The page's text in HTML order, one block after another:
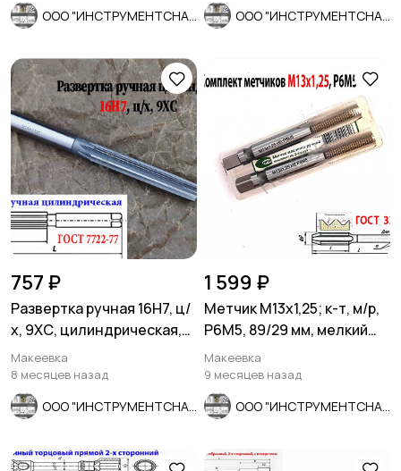
757 ₽
Развертка ручная 16Н7, ц/
х, 9ХС, цилиндрическая,
175/87 мм, 2360-0142.
Макеевка
8 месяцев назад
1 599 ₽
Метчик М13х1,25; к-т, м/р,
Р6М5, 89/29 мм, мелкий
шаг, ГОСТ 3266-81
Макеевка
9 месяцев назад